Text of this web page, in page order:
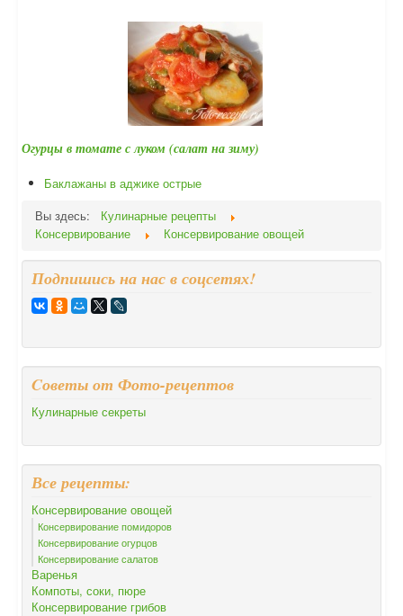
Огурцы в томате с луком (салат на зиму)
Баклажаны в аджике острые
Вы здесь:
Кулинарные рецепты
Консервирование
Консервирование овощей
Подпишись на нас в соцсетях!
Cоветы от Фото-рецептов
Кулинарные секреты
Все рецепты:
Консервирование овощей
Консервирование помидоров
Консервирование огурцов
Консервирование салатов
Варенья
Компоты, соки, пюре
Консервирование грибов